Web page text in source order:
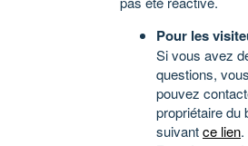
Pour les
Si vous avez
questions, vous
pouvez
propriétaire du
suivantce lien.